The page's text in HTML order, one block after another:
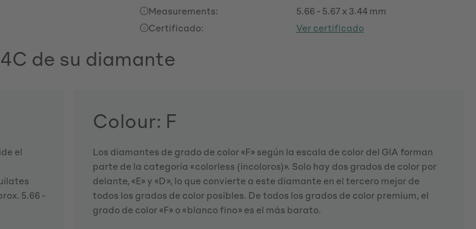
Measurements:
5.66 - 5.67 x 3.44 mm
Certificado:
Ver certificado
de su diamante
el
5.66 -
Colour: F
Los diamantes de grado de color «F» según la escala de color del GIA forman
parte de la categoría «colorless (incoloros)». Solo hay dos grados de color por
delante, «E» y «D», lo que convierte a este diamante en el tercero mejor de
todos los grados de color posibles. De todos los grados de color premium, el
grado de color «F» o «blanco fino» es el más barato.